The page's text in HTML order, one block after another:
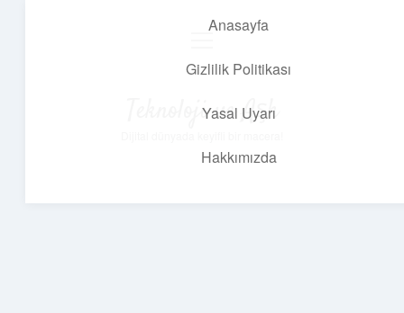
Anasayfa
Gizlilik Politikası
Yasal Uyarı
Hakkımızda
Teknoloji ve Aşk